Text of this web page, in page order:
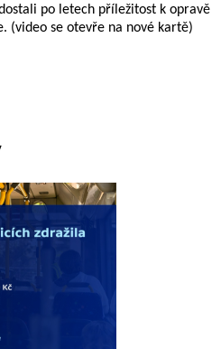
po letech příležitost k opravě
(video se otevře na nové kartě)